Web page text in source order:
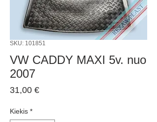
SKU: 101851
VW CADDY MAXI 5v. nuo
2007
31,00 €Price
Kiekis *